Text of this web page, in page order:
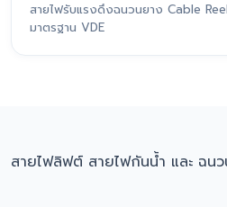
สายไฟรับแรงดึงฉนวนยาง Cable
มาตรฐาน VDE
สายไฟลิฟต์ สายไฟกันน้ำ และ ฉน